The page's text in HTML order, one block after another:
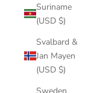
Suriname
(USD $)
Svalbard &
Jan Mayen
(USD $)